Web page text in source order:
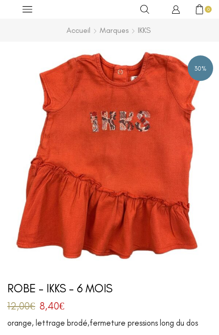
0
Accueil Marques IKKS
30%
ROBE – IKKS – 6 MOIS
12,00€ 8,40€
orange, lettrage brodé,fermeture pressions long du dos